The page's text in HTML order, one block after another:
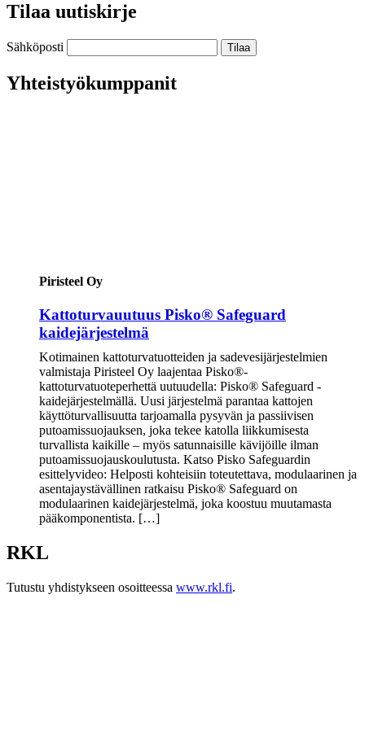
Tilaa uutiskirje
Sähköposti
Yhteistyökumppanit
Piristeel Oy
Kattoturvauutuus Pisko® Safeguard
kaidejärjestelmä
Kotimainen kattoturvatuotteiden ja sadevesijärjestelmien
valmistaja Piristeel Oy laajentaa Pisko®-
kattoturvatuoteperhettä uutuudella: Pisko® Safeguard -
kaidejärjestelmällä. Uusi järjestelmä parantaa kattojen
käyttöturvallisuutta tarjoamalla pysyvän ja passiivisen
putoamissuojauksen, joka tekee katolla liikkumisesta
turvallista kaikille – myös satunnaisille kävijöille ilman
putoamissuojauskoulutusta. Katso Pisko Safeguardin
esittelyvideo: Helposti kohteisiin toteutettava, modulaarinen ja
asentajaystävällinen ratkaisu Pisko® Safeguard on
modulaarinen kaidejärjestelmä, joka koostuu muutamasta
pääkomponentista. […]
RKL
Tutustu yhdistykseen osoitteessa www.rkl.fi.